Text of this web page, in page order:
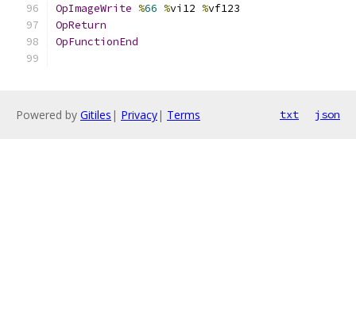
OpImageWrite %66 %vi12 %vf123
OpReturn
OpFunctionEnd
Powered by Gitiles | Privacy| Terms txt json